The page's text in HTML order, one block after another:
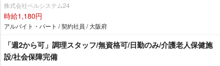
株式会社ベルシステム24
時給1,180円
アルバイト・パート / 契約社員 / 大阪府
「週2から可」調理スタッフ/無資格可/日勤のみ/介護老人保健施
設/社会保障完備